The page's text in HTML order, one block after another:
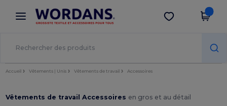
× Appli Wordans
Meilleurs prix sur l’app !
Obtenir l'appli
Accueil Vêtements | Unis Vêtements de travail Accessoires
Vêtements de travail Accessoires en gros et au détail